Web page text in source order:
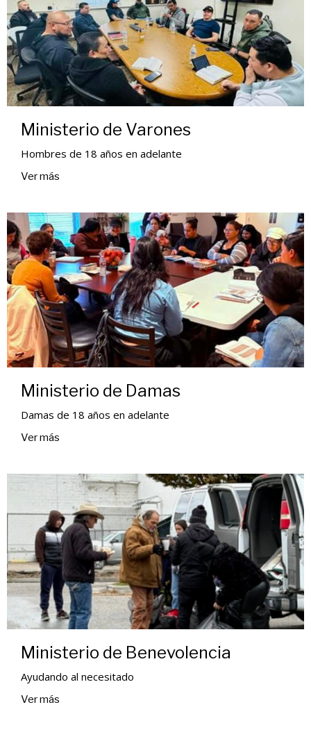
Ministerio de Varones
Hombres de 18 años en adelante
Ver más
Ministerio de Damas
Damas de 18 años en adelante
Ver más
Ministerio de Benevolencia
Ayudando al necesitado
Ver más